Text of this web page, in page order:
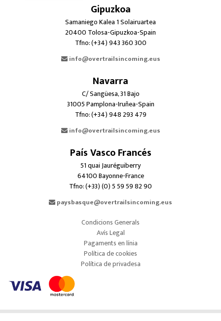
Gipuzkoa
Samaniego Kalea 1 Solairuartea
20400 Tolosa-Gipuzkoa-Spain
Tfno: (+34) 943 360 300
info@overtrailsincoming.eus
Navarra
C/ Sangüesa, 31 Bajo
31005 Pamplona-Iruñea-Spain
Tfno: (+34) 948 293 479
info@overtrailsincoming.eus
País Vasco Francés
51 quai Jauréguiberry
64100 Bayonne-France
Tfno: (+33) (0) 5 59 59 82 90
paysbasque@overtrailsincoming.eus
Condicions Generals
Avís Legal
Pagaments en línia
Política de cookies
Política de privadesa